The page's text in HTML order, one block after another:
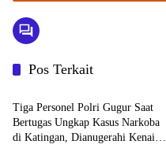
Pos Terkait
TNI - POLRI
Tiga Personel Polri Gugur Saat
Bertugas Ungkap Kasus Narkoba
di Katingan, Dianugerahi Kenaikan
TNI - POLRI